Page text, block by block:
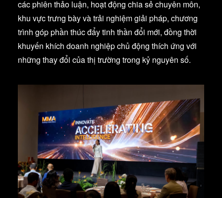
các phiên thảo luận, hoạt động chia sẻ chuyên môn,
khu vực trưng bày và trải nghiệm giải pháp, chương
trình góp phần thúc đẩy tinh thần đổi mới, đồng thời
khuyến khích doanh nghiệp chủ động thích ứng với
những thay đổi của thị trường trong kỷ nguyên số.